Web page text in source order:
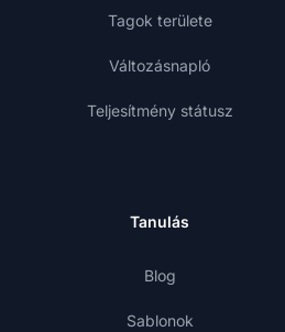
Tagok területe
Változásnapló
Teljesítmény státusz
Tanulás
Blog
Sablonok